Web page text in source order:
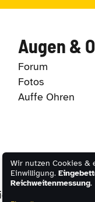
Augen &
Forum
Fotos
Auffe Ohren
Einstellungen
Wir nutzen Cookies
Einwilligung.
Reichweitenmessung.